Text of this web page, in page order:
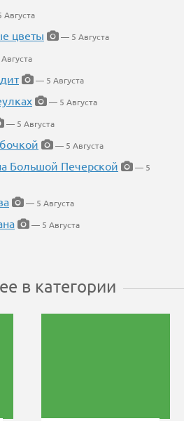
цветы
— 5 Августа
— 5 Августа
— 5 Августа
— 5 Августа
— 5 Августа
Большой Печерской
— 5
— 5 Августа
— 5 Августа
в категории